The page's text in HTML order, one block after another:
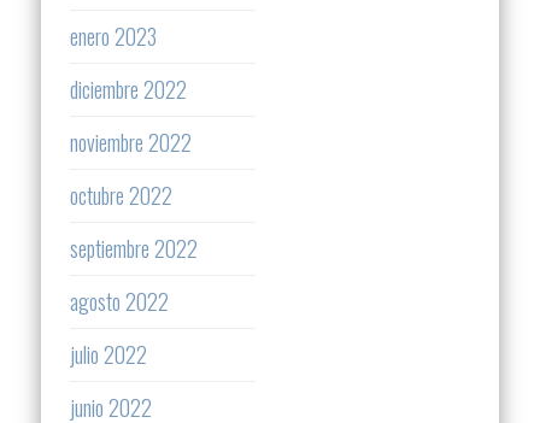
enero 2023
diciembre 2022
noviembre 2022
octubre 2022
septiembre 2022
agosto 2022
julio 2022
junio 2022